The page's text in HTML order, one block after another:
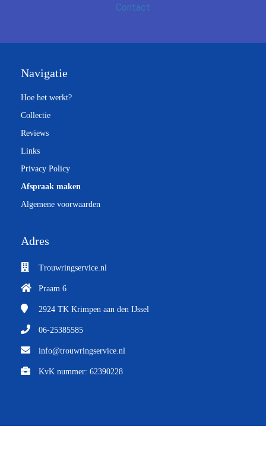
Contact
Navigatie
Hoe het werkt?
Collectie
Reviews
Links
Privacy Policy
Afspraak maken
Algemene voorwaarden
Adres
Trouwringservice.nl
Praam 6
2924 TK Krimpen aan den IJssel
06-25385585
info@trouwringservice.nl
KvK nummer: 62390228